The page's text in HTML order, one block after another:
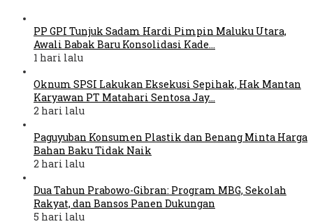
PP GPI Tunjuk Sadam Hardi Pimpin Maluku Utara,
Awali Babak Baru Konsolidasi Kade…
1 hari lalu
Oknum SPSI Lakukan Eksekusi Sepihak, Hak Mantan
Karyawan PT Matahari Sentosa Jay…
2 hari lalu
Paguyuban Konsumen Plastik dan Benang Minta Harga
Bahan Baku Tidak Naik
2 hari lalu
Dua Tahun Prabowo-Gibran: Program MBG, Sekolah
Rakyat, dan Bansos Panen Dukungan
5 hari lalu